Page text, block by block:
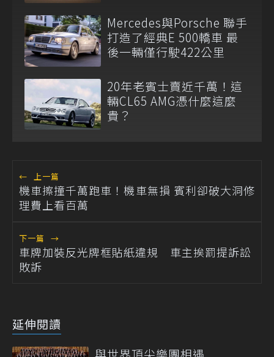
Mercedes與Porsche 聯手
打造了經典E 500轎車 最
後一輛僅行駛422公里
20年老賓士賣近千萬！這
輛CL65 AMG憑什麼這麼
貴？
← 上一篇
機車擦撞千萬跑車！機車無損 賓利卻破大洞修
理費上看百萬
下一篇 →
車牌加裝反光牌框貼紙違規 車主挨罰提訴訟
敗訴
延伸閱讀
與世界頂尖樂團相遇